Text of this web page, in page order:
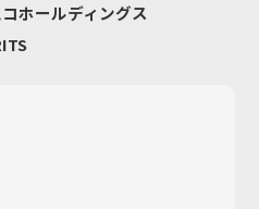
ホールディングス